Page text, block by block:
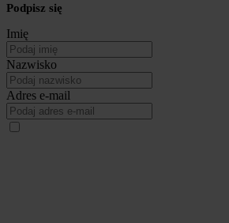
Podpisz się
Imię
Nazwisko
Adres e-mail